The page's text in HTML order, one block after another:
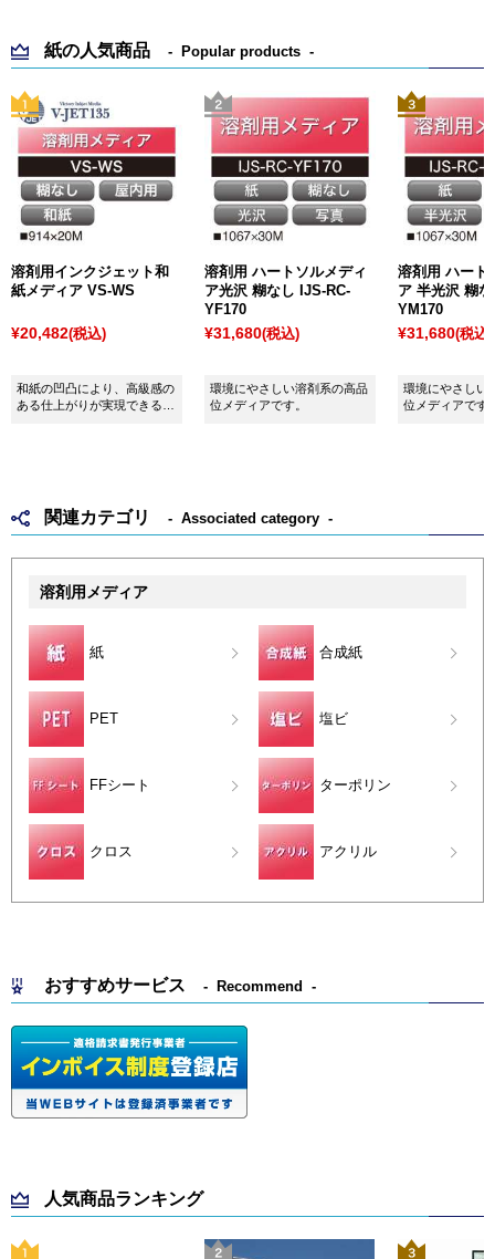
紙の人気商品 Popular products
溶剤用インクジェット和
紙メディア VS-WS
¥20,482(税込)
和紙の凹凸により、高級感の
ある仕上がりが実現できるメ
溶剤用 ハートソルメディ
ア光沢 糊なし IJS-RC-
YF170
¥31,680(税込)
環境にやさしい溶剤系の高品
位メディアです。
溶剤用 ハート
ア 半光沢 糊
YM170
¥31,680(税込)
環境にやさしい
位メディアです
関連カテゴリ Associated category
溶剤用メディア
紙 合成紙
PET 塩ビ
FFシート ターポリン
クロス アクリル
おすすめサービス Recommend
人気商品ランキング